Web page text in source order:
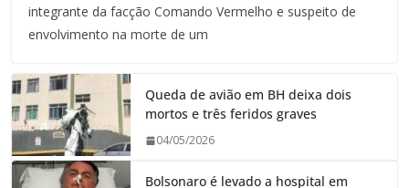
integrante da facção Comando Vermelho e suspeito de
envolvimento na morte de um
Queda de avião em BH deixa dois
mortos e três feridos graves
04/05/2026
Bolsonaro é levado a hospital em